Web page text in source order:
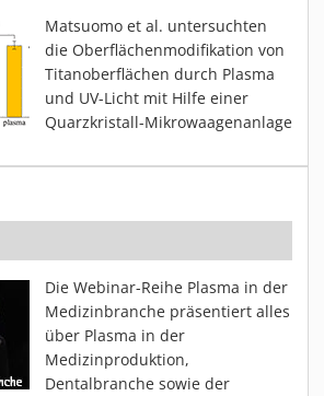
Matsuomo et al. untersuchten
die Oberflächenmodifikation von
Titanoberflächen durch Plasma
und UV-Licht mit Hilfe einer
Quarzkristall-Mikrowaagenanlage
Die Webinar-Reihe Plasma in der
Medizinbranche präsentiert alles
über Plasma in der
Medizinproduktion,
Dentalbranche sowie der